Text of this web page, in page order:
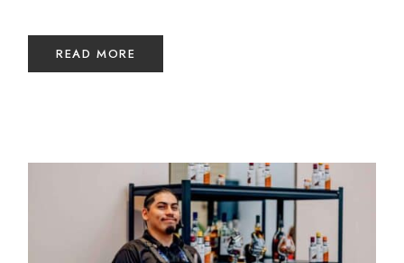
READ MORE